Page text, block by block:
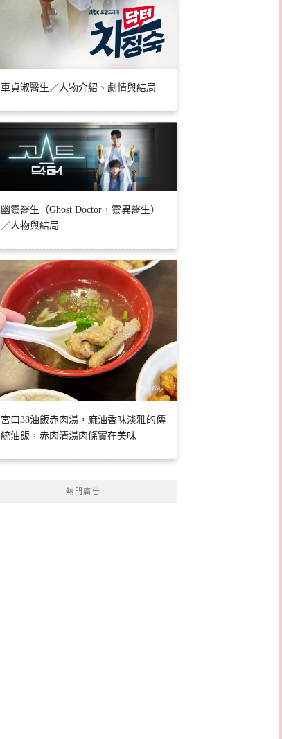
車貞淑醫生／人物介紹、劇情與結局
幽靈醫生（Ghost Doctor，靈異醫生）
／人物與結局
宮口38油飯赤肉湯，麻油香味淡雅的傳
統油飯，赤肉清湯肉條實在美味
熱門廣告